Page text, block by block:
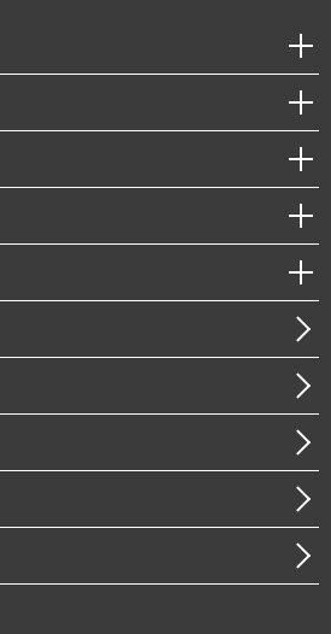
ンプライアンス）・防災（政策）
ツ・スマートシティ
ステム